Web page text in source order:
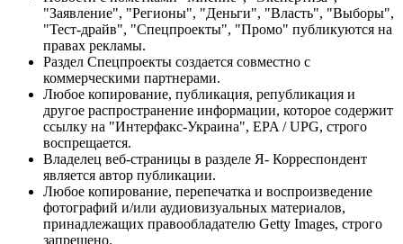
"Заявление", "Регионы", "Деньги", "Власть", "Выборы",
"Тест-драйв", "Спецпроекты", "Промо" публикуются на
правах рекламы.
Раздел Спецпроекты создается совместно с
коммерческими партнерами.
Любое копирование, публикация, републикация и
другое распространение информации, которое содержит
ссылку на "Интерфакс-Украина", EPA / UPG, строго
воспрещается.
Владелец веб-страницы в разделе Я- Корреспондент
является автор публикации.
Любое копирование, перепечатка и воспроизведение
фотографий и/или аудиовизуальных материалов,
принадлежащих правообладателю Getty Images, строго
запрещено.